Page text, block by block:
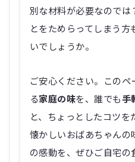
別な材料が必要なのでは
とをためらってしまう
いでしょうか。
ご安心ください。この
る家庭の味を、誰でも手
と、ちょっとしたコツを
懐かしいおばあちゃん
の感動を、ぜひご自宅の